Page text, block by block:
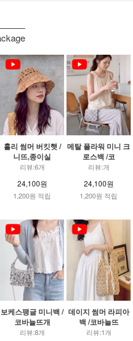
홀리 썸머 버킷햇 /
니뜨,종이실
리뷰:6개
24,100원
1,200원 적립
메탈 플라워 미니 크
로스백 /코
리뷰:개
24,100원
1,200원 적립
보케스팽글 미니백 /
코바늘뜨개
리뷰:8개
데이지 썸머 라피아
백 /코바늘뜨
리뷰:1개